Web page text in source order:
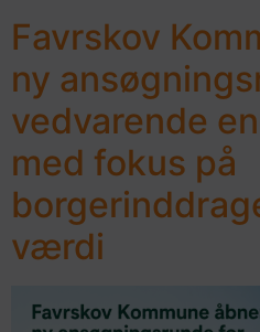
Favrskov
ny
vedvarende
med fokus på
værdi